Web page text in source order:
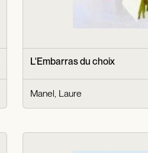
L'Embarras du choix
Manel, Laure